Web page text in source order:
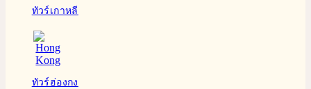
ทัวร์เกาหลี
ทัวร์ฮ่องกง